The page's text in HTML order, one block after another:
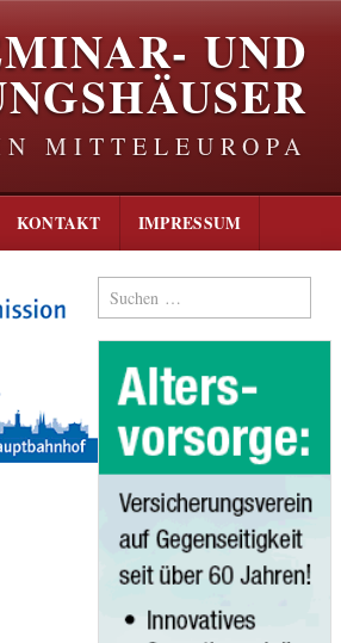
UND
MITTELEUROPA
KONTAKT IMPRESSUM
Suchen
nach: